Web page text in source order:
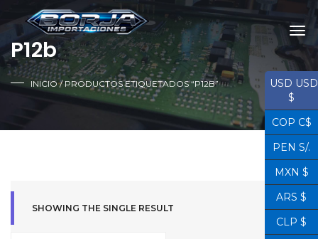
P12b
INICIO/ PRODUCTOS ETIQUETADOS “P12B”
SHOWING THE SINGLE RESULT
USD USD
$
COP C$
PEN S/.
MXN $
ARS $
CLP $